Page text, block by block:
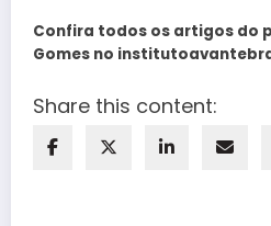
Confira todos os artigos do
Gomes no
Share this content: